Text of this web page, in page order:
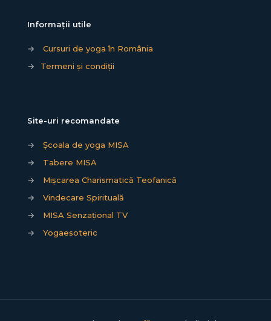
Informații utile
→
Cursuri de yoga în România
→
Termeni și condiții
Site-uri recomandate
→
Școala de yoga MISA
→
Tabere MISA
→
Mișcarea Charismatică Teofanică
→
Vindecare Spirituală
→
MISA Senzațional TV
→
Yogaesoteric